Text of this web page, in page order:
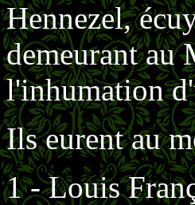
Hennezel,
demeurant au
l'inhumation
Ils eurent au
1 - Louis